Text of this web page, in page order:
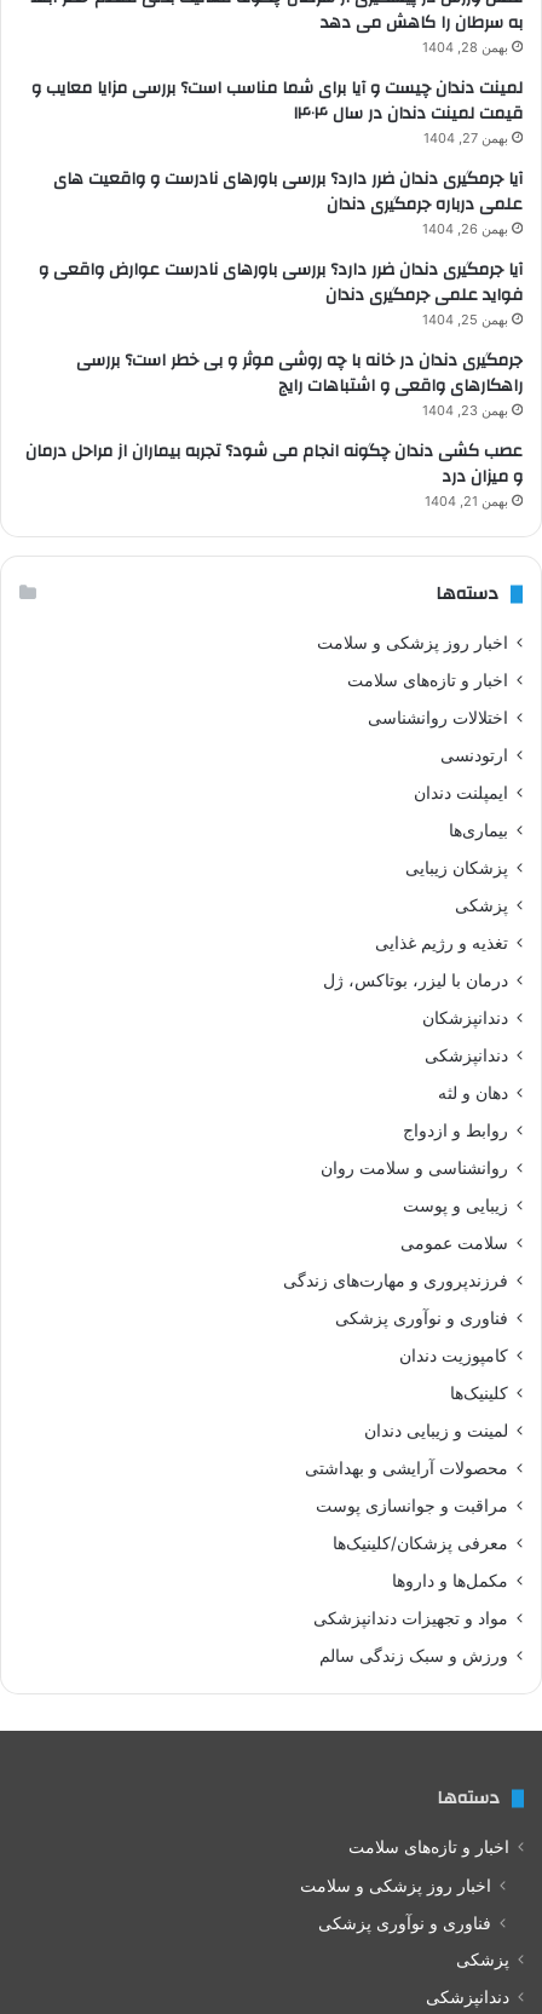
به سرطان را کاهش می دهد
بهمن 28, 1404
لمینت دندان چیست و آیا برای شما مناسب است؟ بررسی مزایا معایب و
قیمت لمینت دندان در سال ۱۴۰۴
بهمن 27, 1404
آیا جرمگیری دندان ضرر دارد؟ بررسی باورهای نادرست و واقعیت های
علمی درباره جرمگیری دندان
بهمن 26, 1404
آیا جرمگیری دندان ضرر دارد؟ بررسی باورهای نادرست عوارض واقعی و
فواید علمی جرمگیری دندان
بهمن 25, 1404
جرمگیری دندان در خانه با چه روشی موثر و بی خطر است؟ بررسی
راهکارهای واقعی و اشتباهات رایج
بهمن 23, 1404
عصب کشی دندان چگونه انجام می شود؟ تجربه بیماران از مراحل درمان
و میزان درد
بهمن 21, 1404
دسته‌ها
اخبار روز پزشکی و سلامت
اخبار و تازه‌های سلامت
اختلالات روانشناسی
ارتودنسی
ایمپلنت دندان
بیماری‌ها
پزشکان زیبایی
پزشکی
تغذیه و رژیم غذایی
درمان با لیزر، بوتاکس، ژل
دندانپزشکان
دندانپزشکی
دهان و لثه
روابط و ازدواج
روانشناسی و سلامت روان
زیبایی و پوست
سلامت عمومی
فرزندپروری و مهارت‌های زندگی
فناوری و نوآوری پزشکی
کامپوزیت دندان
کلینیک‌ها
لمینت و زیبایی دندان
محصولات آرایشی و بهداشتی
مراقبت و جوانسازی پوست
معرفی پزشکان/کلینیک‌ها
مکمل‌ها و داروها
مواد و تجهیزات دندانپزشکی
ورزش و سبک زندگی سالم
دسته‌ها
اخبار و تازه‌های سلامت
اخبار روز پزشکی و سلامت
فناوری و نوآوری پزشکی
پزشکی
دندانپزشکی